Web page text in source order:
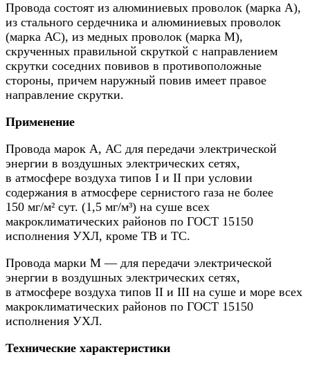
Провода состоят из алюминиевых проволок (марка А),
из стального сердечника и алюминиевых проволок
(марка АС), из медных проволок (марка М),
скрученных правильной скруткой с направлением
скрутки соседних повивов в противоположные
стороны, причем наружный повив имеет правое
направление скрутки.
Применение
Провода марок А, АС для передачи электрической
энергии в воздушных электрических сетях,
в атмосфере воздуха типов I и II при условии
содержания в атмосфере сернистого газа не более
150 мг/м² сут. (1,5 мг/м³) на суше всех
макроклиматических районов по ГОСТ 15150
исполнения УХЛ, кроме ТВ и ТС.
Провода марки М — для передачи электрической
энергии в воздушных электрических сетях,
в атмосфере воздуха типов II и III на суше и море всех
макроклиматических районов по ГОСТ 15150
исполнения УХЛ.
Технические характеристики